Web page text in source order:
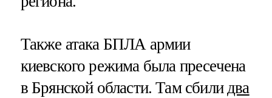
Также атака БПЛА армии
киевского режима была пресечена
в Брянской области. Там сбилидва